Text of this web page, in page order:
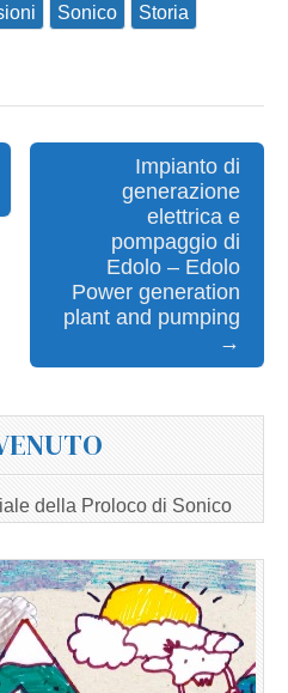
Sonico
Storia
Impianto di
generazione
elettrica e
pompaggio di
Edolo – Edolo
Power generation
plant and pumping
→
della Proloco di Sonico